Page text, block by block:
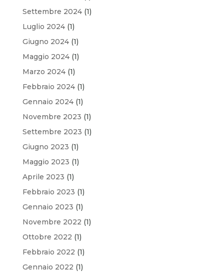
Settembre 2024(1)
Luglio 2024(1)
Giugno 2024(1)
Maggio 2024(1)
Marzo 2024(1)
Febbraio 2024(1)
Gennaio 2024(1)
Novembre 2023 (1)
Settembre 2023 (1)
Giugno 2023 (1)
Maggio 2023 (1)
Aprile 2023 (1)
Febbraio 2023 (1)
Gennaio 2023 (1)
Novembre 2022 (1)
Ottobre 2022 (1)
Febbraio 2022 (1)
Gennaio 2022 (1)